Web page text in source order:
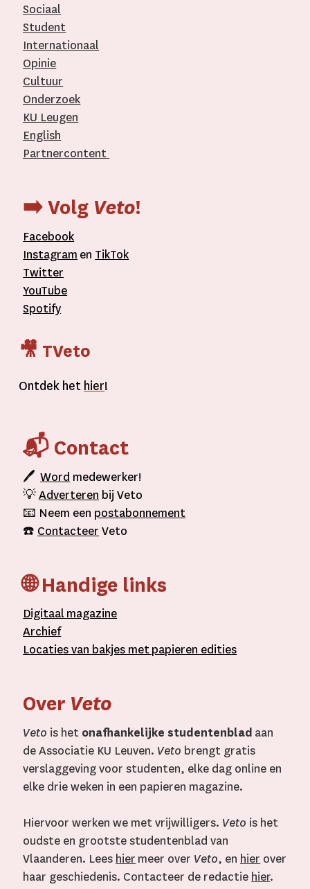
Sociaal
Student
Internationaal­
Opinie
Cultuur
Onderzoek
KU Leugen
English
Partnercontent
➡️ Volg Veto!
Facebook
Instagram en TikTok
Twitter
YouTube
Spotify
🎥 TVeto
Ontdek het hier!
📬 Contact
🖊Word medewerker!
💡Adverteren bij Veto
📧 Neem een postabonnement
☎️ Contacteer Veto
🌐 Handige links
Digitaal magazine
Archief
Locaties van bakjes metpapieren edities
Over Veto
Veto is het onafhankelijke studentenblad aan
de Associatie KU Leuven. Veto brengt gratis
verslaggeving voor studenten, elke dag online en
elke drie weken in een papieren magazine.
Hiervoor werken we met vrijwilligers. Veto is het
oudste en grootste studentenblad van
Vlaanderen. Lees hier meer over Veto, en hier over
haar geschiedenis. Contacteer de redactie hier.